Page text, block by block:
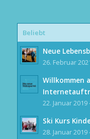
Beliebt
Neue
26. Februar
Willkommen
22. Januar 2019
Ski Kurs
28. Januar 2019